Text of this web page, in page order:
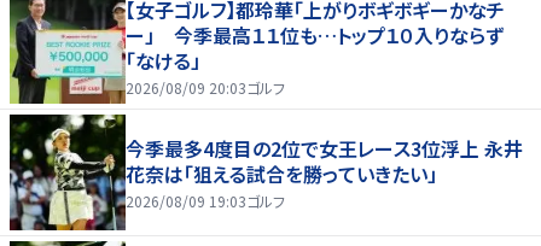
【女子ゴルフ】都玲華「上がりボギボギーかなチ
ー」 今季最高１１位も…トップ１０入りならず
「なける」
2026/08/09 20:03ゴルフ
今季最多4度目の2位で女王レース3位浮上 永井
花奈は「狙える試合を勝っていきたい」
2026/08/09 19:03ゴルフ